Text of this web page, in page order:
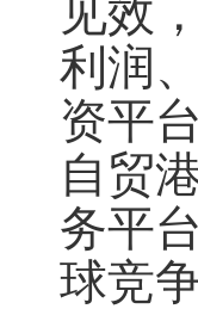
见效
利润
资平
自贸
务平
球竞